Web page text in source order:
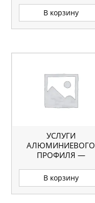
В корзину
УСЛУГИ
АЛЮМИНИЕВОГО
ПРОФИЛЯ —
(8 УГЛОВ)
В корзину